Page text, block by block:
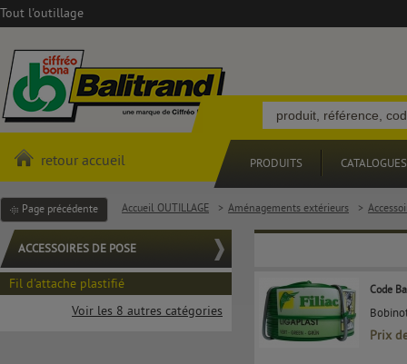
Tout l'outillage
retour accueil PRODUITS CATALOGUES
Page précédente Accueil OUTILLAGE > Aménagements extérieurs >
ACCESSOIRES DE POSE
Fil d'attache plastifié
Voir les 8 autres catégories
Code
Prix